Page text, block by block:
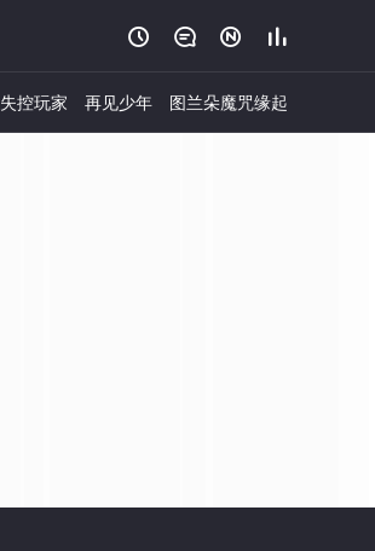
   
失控玩家 再见少年 图兰朵魔咒缘起